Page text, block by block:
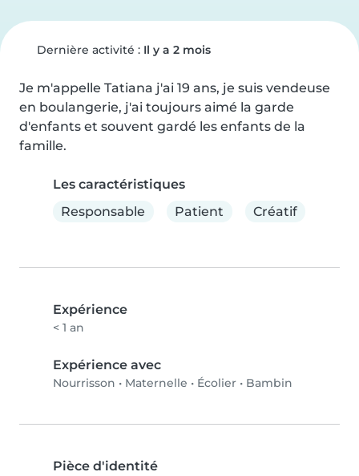
Dernière activité : Il y a 2 mois
Je m'appelle Tatiana j'ai 19 ans, je suis vendeuse
en boulangerie, j'ai toujours aimé la garde
d'enfants et souvent gardé les enfants de la
famille.
Les caractéristiques
Responsable
Patient Créatif
Expérience
< 1 an
Expérience avec
Nourrisson • Maternelle • Écolier • Bambin
Pièce d'identité